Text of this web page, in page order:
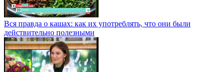
Вся правда о кашах: как их употреблять, что они были
действительно полезными